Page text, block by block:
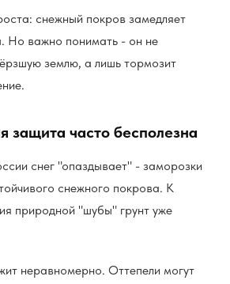
снежный покров замедляет
Но важно понимать - он не
землю, а лишь тормозит
защита часто бесполезна
снег "опаздывает" - заморозки
снежного покрова. К
природной "шубы" грунт уже
неравномерно. Оттепели могут